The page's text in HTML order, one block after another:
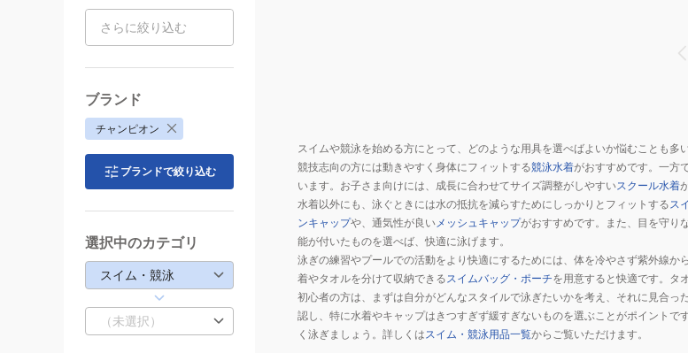
スイムや競泳を始める方にとって、どのような用具を選べばよいか悩むことも
競技志向の方には動きやすく身体にフィットする競泳水着がおすすめです。一方
います。お子さま向けには、成長に合わせてサイズ調整がしやすいスクール水着
水着以外にも、泳ぐときには水の抵抗を減らすためにしっかりとフィットする ス
ンキャップや、通気性が良い メッシュキャップがおすすめです。また、目を守り
能が付いたものを選べば、快適に泳げます。
泳ぎの練習やプールでの活動をより快適にするためには、体を冷やさず紫外線か
着やタオルを分けて収納できる スイムバッグ・ポーチを用意すると快適です。タ
初心者の方は、まずは自分がどんなスタイルで泳ぎたいかを考え、それに見合
認し、特に水着やキャップはきつすぎず緩すぎないものを選ぶことがポイント
く泳ぎましょう。詳しくは スイム・競泳用品一覧からご覧いただけます。
ブランド
チャンピオン
ブランドで絞り込む
選択中のカテゴリ
スイム・競泳
（未選択）